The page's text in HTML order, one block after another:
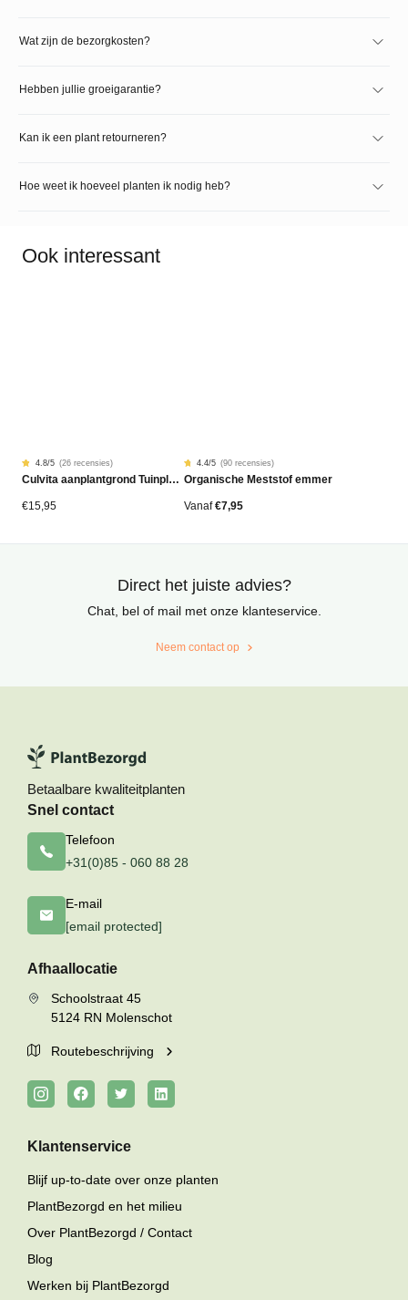
Wat zijn de bezorgkosten?
Hebben jullie groeigarantie?
Kan ik een plant retourneren?
Hoe weet ik hoeveel planten ik nodig heb?
Ook interessant
Gewaardeerd
4.77
gebaseerd
op
26
4.8/5 (26 recensies)
Culvita aanplantgrond Tuinplanten, Bomen & Hagen BIO 40L
€15,95
Gewaardeerd
4.42
gebaseerd
op
90
4.4/5 (90 recensies)
Organische Meststof emmer
Vanaf €7,95
Direct het juiste advies?
Chat, bel of mail met onze klanteservice.
Neem contact op
Betaalbare kwaliteitplanten
Snel contact
Telefoon
+31(0)85 - 060 88 28
E-mail
[email protected]
Afhaallocatie
Schoolstraat 45
5124 RN Molenschot
Routebeschrijving
Klantenservice
Blijf up-to-date over onze planten
PlantBezorgd en het milieu
Over PlantBezorgd / Contact
Blog
Werken bij PlantBezorgd